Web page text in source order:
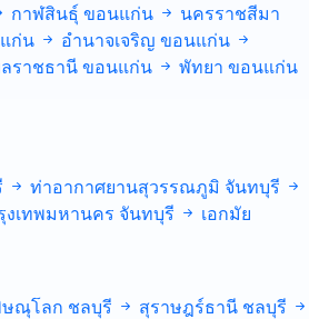
กาฬสินธุ์ ขอนแก่น
นครราชสีมา
ก่น อำนาจเจริญ ขอนแก่น
ราชธานีขอนแก่น พัทยา ขอนแก่น
ท่าอากาศยานสุวรรณภูมิ จันทบุรี
งเทพมหานคร จันทบุรี เอกมัย
ณุโลก ชลบุรี สุราษฎร์ธานี ชลบุรี